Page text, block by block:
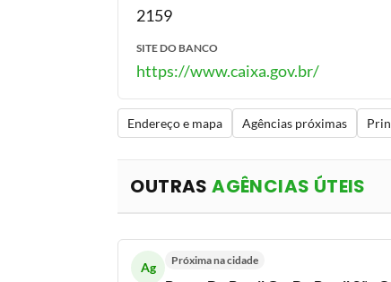
2159
SITE DO BANCO
https://www.caixa.gov.br/
Endereço e mapa Agências próximas
OUTRASAGÊNCIAS ÚTEIS
Ag Próxima na cidade